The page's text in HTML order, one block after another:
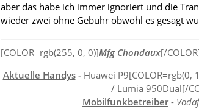
aber das habe ich immer ignoriert und die
wieder zwei ohne Gebühr obwohl es gesagt
[COLOR=rgb(255, 0, 0)]Mfg Chondaux[/
Aktuelle Handys- Huawei P9[COLOR=rgb(0,
/ Lumia 950Dual[/
Mobilfunkbetreiber -